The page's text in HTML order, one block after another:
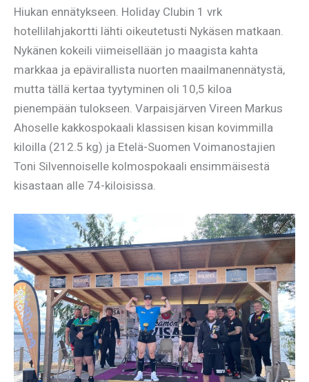
Hiukan ennätykseen. Holiday Clubin 1 vrk
hotellilahjakortti lähti oikeutetusti Nykäsen matkaan.
Nykänen kokeili viimeisellään jo maagista kahta
markkaa ja epävirallista nuorten maailmanennätystä,
mutta tällä kertaa tyytyminen oli 10,5 kiloa
pienempään tulokseen. Varpaisjärven Vireen Markus
Ahoselle kakkospokaali klassisen kisan kovimmilla
kiloilla (212.5 kg) ja Etelä-Suomen Voimanostajien
Toni Silvennoiselle kolmospokaali ensimmäisestä
kisastaan alle 74-kiloisissa.